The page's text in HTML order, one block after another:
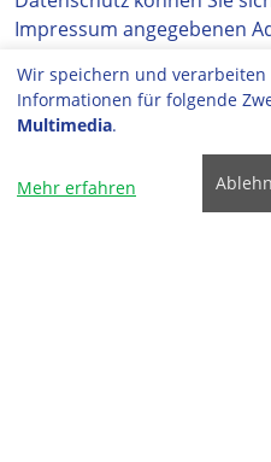
Impressum angegebenen
zuständigen
das Recht, unter
personenbezogenen Daten
entnehmen Sie der
Wir speichern und
Informationen für folgende
Multimedia.
Mehr erfahren